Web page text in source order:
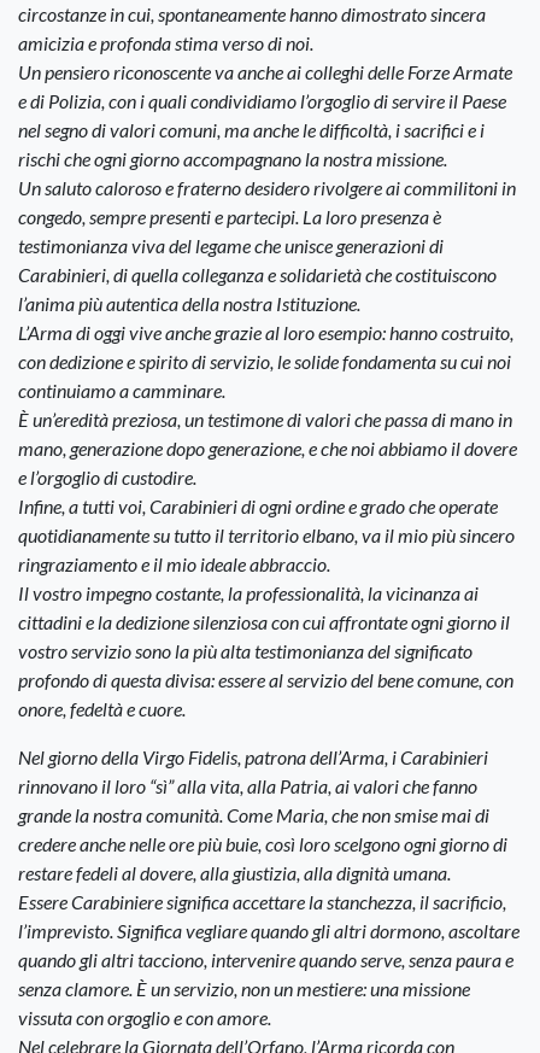
circostanze in cui, spontaneamente hanno dimostrato sincera
amicizia e profonda stima verso di noi.
Un pensiero riconoscente va anche ai colleghi delle Forze Armate
e di Polizia, con i quali condividiamo l’orgoglio di servire il Paese
nel segno di valori comuni, ma anche le difficoltà, i sacrifici e i
rischi che ogni giorno accompagnano la nostra missione.
Un saluto caloroso e fraterno desidero rivolgere ai commilitoni in
congedo, sempre presenti e partecipi. La loro presenza è
testimonianza viva del legame che unisce generazioni di
Carabinieri, di quella colleganza e solidarietà che costituiscono
l’anima più autentica della nostra Istituzione.
L’Arma di oggi vive anche grazie al loro esempio: hanno costruito,
con dedizione e spirito di servizio, le solide fondamenta su cui noi
continuiamo a camminare.
È un’eredità preziosa, un testimone di valori che passa di mano in
mano, generazione dopo generazione, e che noi abbiamo il dovere
e l’orgoglio di custodire.
Infine, a tutti voi, Carabinieri di ogni ordine e grado che operate
quotidianamente su tutto il territorio elbano, va il mio più sincero
ringraziamento e il mio ideale abbraccio.
Il vostro impegno costante, la professionalità, la vicinanza ai
cittadini e la dedizione silenziosa con cui affrontate ogni giorno il
vostro servizio sono la più alta testimonianza del significato
profondo di questa divisa: essere al servizio del bene comune, con
onore, fedeltà e cuore.
Nel giorno della Virgo Fidelis, patrona dell’Arma, i Carabinieri
rinnovano il loro “sì” alla vita, alla Patria, ai valori che fanno
grande la nostra comunità. Come Maria, che non smise mai di
credere anche nelle ore più buie, così loro scelgono ogni giorno di
restare fedeli al dovere, alla giustizia, alla dignità umana.
Essere Carabiniere significa accettare la stanchezza, il sacrificio,
l’imprevisto. Significa vegliare quando gli altri dormono, ascoltare
quando gli altri tacciono, intervenire quando serve, senza paura e
senza clamore. È un servizio, non un mestiere: una missione
vissuta con orgoglio e con amore.
Nel celebrare la Giornata dell’Orfano, l’Arma ricorda con